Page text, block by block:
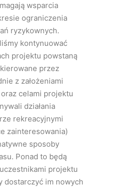
wsparcia
ograniczenia
ryzykownych.
kontynuować
projektu powstaną
przez
z założeniami
celami projektu
działania
rekreacyjnymi
zainteresowania)
sposoby
Ponad to będą
projektu
dostarczyć im nowych